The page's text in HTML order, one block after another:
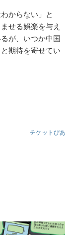
からない」と
せる娯楽を与え
が、いつか中国
期待を寄せてい
チケットぴあ